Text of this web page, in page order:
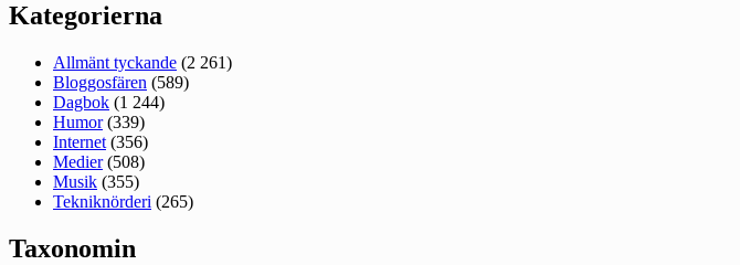
Kategorierna
Allmänt tyckande (2 261)
Bloggosfären (589)
Dagbok (1 244)
Humor(339)
Internet (356)
Medier(508)
Musik (355)
Tekniknörderi (265)
Taxonomin